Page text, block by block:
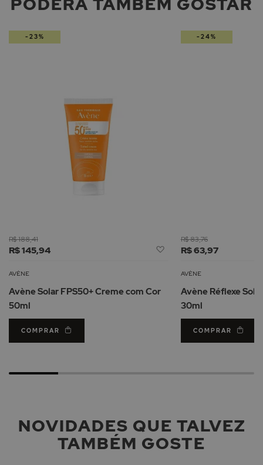
R$ 145,94
R$ 188,41
Adicionar
Lista
Desejos
AVÈNE
Avène Solar FPS50+ Creme com Cor
50ml
COMPRAR
-23%
R$ 63,97
R$ 83,76
AVÈNE
Avène Réflexe
30ml
COMPRAR
-24%
NOVIDADES QUE TALVEZ
TAMBÉM GOSTE